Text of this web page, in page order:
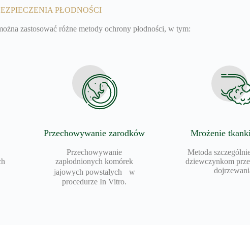
PŁODNOŚCI
zastosować różne metody ochrony płodności, w tym:
Przechowywanie zarodków
Przechowywanie
zapłodnionych komórek
jajowych powstałych w
procedurze In Vitro.
Mrożenie
Metoda
dziewczynkom